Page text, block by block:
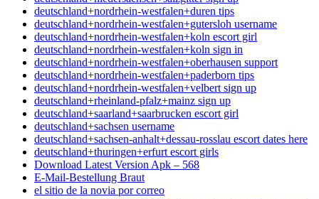
deutschland+nordrhein-westfalen+duren tips
deutschland+nordrhein-westfalen+gutersloh username
deutschland+nordrhein-westfalen+koln escort girl
deutschland+nordrhein-westfalen+koln sign in
deutschland+nordrhein-westfalen+oberhausen support
deutschland+nordrhein-westfalen+paderborn tips
deutschland+nordrhein-westfalen+velbert sign up
deutschland+rheinland-pfalz+mainz sign up
deutschland+saarland+saarbrucken escort girl
deutschland+sachsen username
deutschland+sachsen-anhalt+dessau-rosslau escort dates here
deutschland+thuringen+erfurt escort girls
Download Latest Version Apk – 568
E-Mail-Bestellung Braut
el sitio de la novia por correo